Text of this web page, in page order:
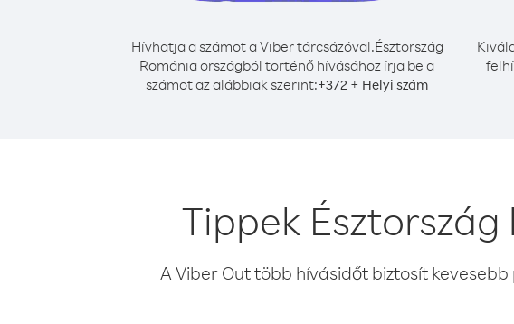
Hívhatja a számot a Viber tárcsázóval.Észtország
Románia országból történő hívásához írja be a
számot az alábbiak szerint:+372 + Helyi szám
Tippek
A Viber Out több hívásidőt biztosít